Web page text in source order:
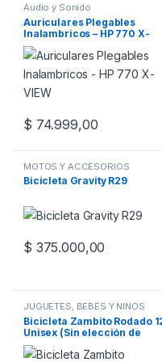
Audio y Sonido
Auriculares Plegables
Inalambricos – HP 770 X-
VIEW
$ 74.999,00
MOTOS Y ACCESORIOS
Bicicleta Gravity R29
$ 375.000,00
Este producto tiene
JUGUETES, BEBÉS Y NIÑOS
Bicicleta Zambito Rodado
Unisex (Sin elección de
color)